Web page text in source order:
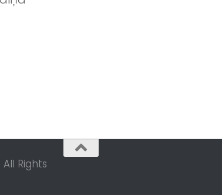
Rights